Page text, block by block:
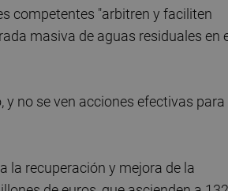
competentes "arbitren y faciliten
masiva de aguas residuales en
y no se ven acciones efectivas para
la recuperación y mejora de la